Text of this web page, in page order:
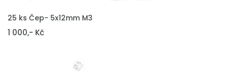
VLOŽIT DO KOŠÍKU
25 ks Čep- 5x12mm M3
1 000,- Kč